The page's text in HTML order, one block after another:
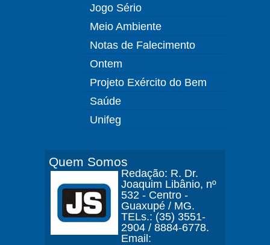
Jogo Sério
Meio Ambiente
Notas de Falecimento
Ontem
Projeto Exército do Bem
Saúde
Unifeg
Quem Somos
Redação: R. Dr.
Joaquim Libânio, nº
532 - Centro -
Guaxupé / MG.
TELs.: (35) 3551-
2904 / 8884-6778.
Email: